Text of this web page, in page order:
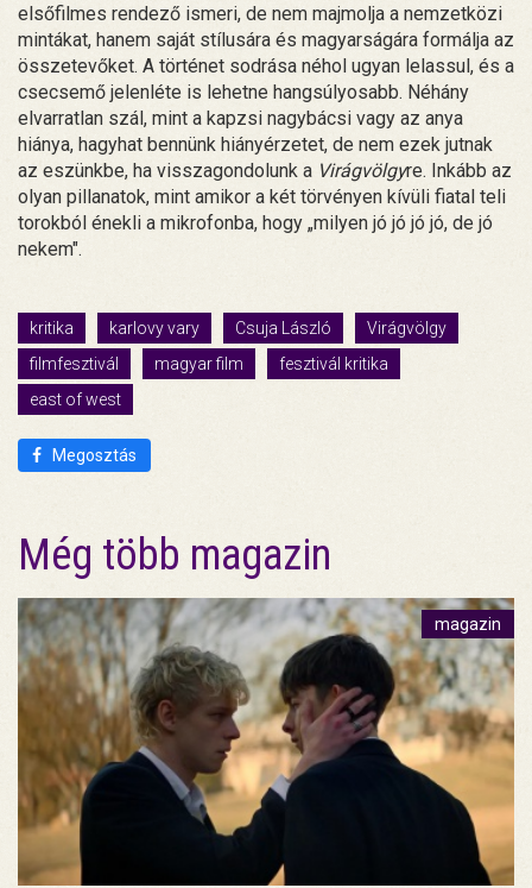
elsőfilmes rendező ismeri, de nem majmolja a nemzetközi
mintákat, hanem saját stílusára és magyarságára formálja az
összetevőket. A történet sodrása néhol ugyan lelassul, és a
csecsemő jelenléte is lehetne hangsúlyosabb. Néhány
elvarratlan szál, mint a kapzsi nagybácsi vagy az anya
hiánya, hagyhat bennünk hiányérzetet, de nem ezek jutnak
az eszünkbe, ha visszagondolunk a Virágvölgyre. Inkább az
olyan pillanatok, mint amikor a két törvényen kívüli fiatal teli
torokból énekli a mikrofonba, hogy „milyen jó jó jó jó, de jó
nekem".
kritika karlovy vary Csuja László
Virágvölgy
filmfesztivál
magyar film
fesztivál kritika
east of west
Megosztás
Még több magazin
magazin